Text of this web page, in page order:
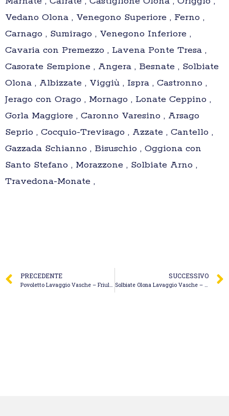
Vedano Olona , Venegono Superiore , Ferno ,
Carnago , Sumirago , Venegono Inferiore ,
Cavaria con Premezzo , Lavena Ponte Tresa ,
Casorate Sempione , Angera , Besnate , Solbiate
Olona , Albizzate , Viggiù , Ispra , Castronno ,
Jerago con Orago , Mornago , Lonate Ceppino ,
Gorla Maggiore , Caronno Varesino , Arsago
Seprio , Cocquio-Trevisago , Azzate , Cantello ,
Gazzada Schianno , Bisuschio , Oggiona con
Santo Stefano , Morazzone , Solbiate Arno ,
Travedona-Monate ,
PRECEDENTE
Povoletto Lavaggio Vasche – Friul Julia Appalti
SUCCESSIVO
Solbiate Olona Lavaggio Vasche – Genivolta Sergio Andrea